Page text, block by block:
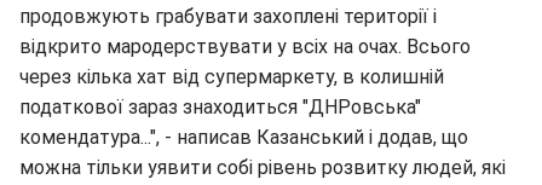
продовжують грабувати захоплені території і
відкрито мародерствувати у всіх на очах. Всього
через кілька хат від супермаркету, в колишній
податкової зараз знаходиться "ДНРовська"
комендатура...", - написав Казанський і додав, що
можна тільки уявити собі рівень розвитку людей, які